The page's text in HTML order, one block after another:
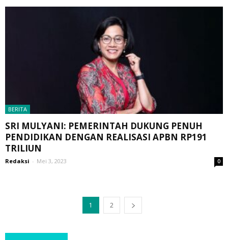
BERITA
SRI MULYANI: PEMERINTAH DUKUNG PENUH
PENDIDIKAN DENGAN REALISASI APBN RP191
TRILIUN
Redaksi - Mei 3, 2023 0
1 2